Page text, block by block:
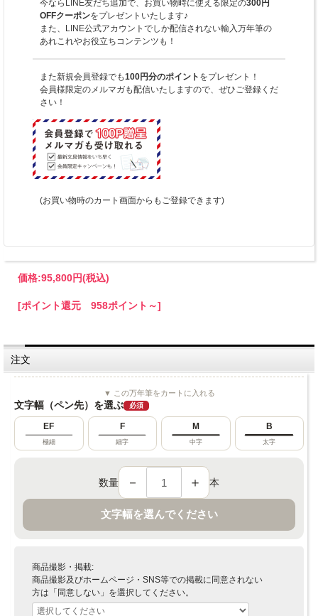
今ならLINE友だち追加で、お買い物時に使える限定の300円
OFFクーポンをプレゼントいたします♪
また、LINE公式アカウントでしか配信されない輸入万年筆の
あれこれやお役立ちコンテンツも！
また新規会員登録でも100円分のポイント をプレゼント！
会員様限定のメルマガも配信いたしますので、ぜひご登録くだ
さい！
(お買い物時のカート画面からもご登録できます)
価格:95,800円(税込)
[ポイント還元 958ポイント～]
注文
▼ この万年筆をカートに入れる
文字幅（ペン先）を選ぶ 必須
EF
極細
F
細字
M
中字
B
太字
数量 － ＋ 本
文字幅を選んでください
商品撮影・掲載:
商品撮影及びホームページ・SNS等での掲載に同意されない
方は「同意しない」を選択してください。